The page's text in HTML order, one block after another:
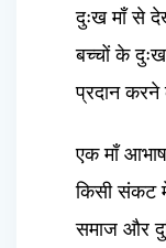
दुःख माँ से
बच्चों के
प्रदान करने
एक माँ
किसी संकट
समाज और